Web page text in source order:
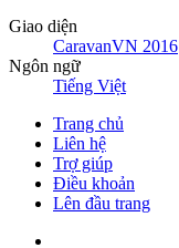
Giao diện
CaravanVN 2016
Ngôn ngữ
Tiếng Việt
Trang chủ
Liên hệ
Trợ giúp
Điều khoản
Lên đầu trang